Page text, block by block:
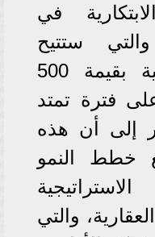
في
ستتيح
للشركة حلولاً تمويلية بقيمة 500
فترة تمتد
إلى أن هذه
خطط النمو
والتي